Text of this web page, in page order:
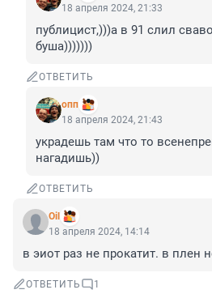
18 апреля 2024, 21:33
публицист,)))а в 91 слил
буша)))))))
ОТВЕТИТЬ
опп
18 апреля 2024, 21:43
украдешь там что то
нагадишь))
ОТВЕТИТЬ
Oil
18 апреля 2024, 14:14
в эиот раз не прокатит. в плен
ОТВЕТИТЬ 1